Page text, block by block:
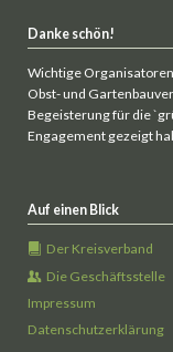
Danke schön!
Wichtige
Obst- und
Begeisterung für die
Engagement gezeigt
Auf einen Blick
Der Kreisverband
Die Geschäftsstelle
Impressum
Datenschutzerklärung